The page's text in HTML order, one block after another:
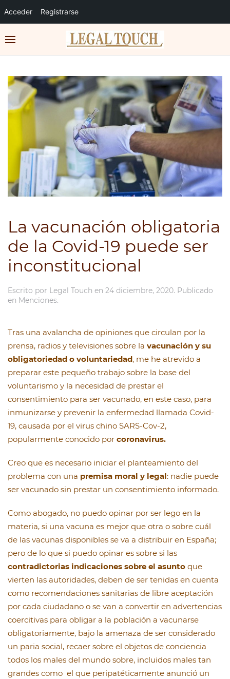
Acceder Registrarse
La vacunación obligatoria
de la Covid-19 puede ser
inconstitucional
Escrito por Legal Touch en 24 diciembre, 2020. Publicado
en Menciones.
Tras una avalancha de opiniones que circulan por la
prensa, radios y televisiones sobre la vacunación y su
obligatoriedad o voluntariedad, me he atrevido a
preparar este pequeño trabajo sobre la base del
voluntarismo y la necesidad de prestar el
consentimiento para ser vacunado, en este caso, para
inmunizarse y prevenir la enfermedad llamada Covid-
19, causada por el virus chino SARS-Cov-2,
popularmente conocido por coronavirus.
Creo que es necesario iniciar el planteamiento del
problema con una premisa moral y legal: nadie puede
ser vacunado sin prestar un consentimiento informado.
Como abogado, no puedo opinar por ser lego en la
materia, si una vacuna es mejor que otra o sobre cuál
de las vacunas disponibles se va a distribuir en España;
pero de lo que si puedo opinar es sobre si las
contradictorias indicaciones sobre el asunto que
vierten las autoridades, deben de ser tenidas en cuenta
como recomendaciones sanitarias de libre aceptación
por cada ciudadano o se van a convertir en advertencias
coercitivas para obligar a la población a vacunarse
obligatoriamente, bajo la amenaza de ser considerado
un paria social, recaer sobre el objetos de conciencia
todos los males del mundo sobre, incluidos males tan
grandes como el que peripatéticamente anunció un